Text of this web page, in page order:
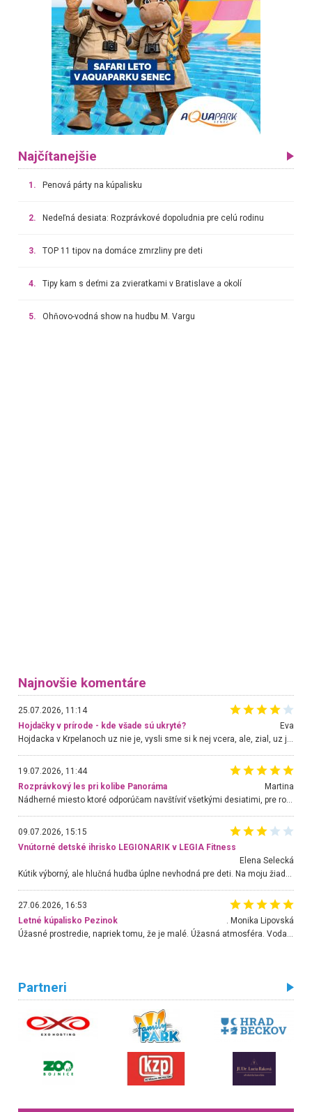
Najčítanejšie
1. Penová párty na kúpalisku
2. Nedeľná desiata: Rozprávkové dopoludnia pre celú rodinu
3. TOP 11 tipov na domáce zmrzliny pre deti
4. Tipy kam s deťmi za zvieratkami v Bratislave a okolí
5. Ohňovo-vodná show na hudbu M. Vargu
Najnovšie komentáre
25.07.2026, 11:14
Hojdačky v prírode - kde všade sú ukryté?
Eva
Hojdacka v Krpelanoch uz nie je, vysli sme si k nej vcera, ale, zial, uz je znicena. Ak sem planujete cestu len kvoli hojdacke, mozete si ju usetrit. Krasny vyhlad je tu vsak aj bez hojdacky :-)
19.07.2026, 11:44
Rozprávkový les pri kolibe Panoráma
Martina
Nádherné miesto ktoré odporúčam navštíviť všetkými desiatimi, pre rodiny s deťmi, dôchodcom... Proste a jednoducho ozaj rozprávkový les.. určite ešte prídeme. Odniesli sme si na pamiatku krásne tričká,
09.07.2026, 15:15
Vnútorné detské ihrisko LEGIONARIK v LEGIA Fitness
Elena Selecká
27.06.2026, 16:53
Letné kúpalisko Pezinok
. Monika Lipovská
Úžasné prostredie, napriek tomu, že je malé. Úžasná atmosféra. Voda fantastická a nádherná. Ľudí je pomerne veľa, ale su mili a ohľaduplní. Je veľmi zaujímavé sledovať, ako dokážu spolu športovať cudzí ľudia a bez ohľadu na vek. Vládne tu pohoda. Vnuka neviem dostať z vody. Ďakujem za krásny deň . Urcite sa sem vrátim. Jediný problém je s parkovaním, ale aj ten sa mi podarilo vyriešiť. Monika Bratislava
Partneri